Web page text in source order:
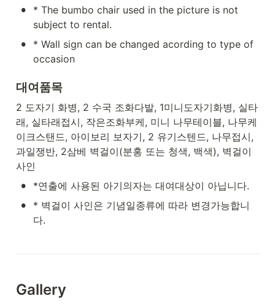
•
* The bumbo chair used in the picture is not
subject to rental.
•
* Wall sign can be changed acording to type of
occasion
대여품목
2 도자기 화병, 2 수국 조화다발, 1미니도자기화병, 실타
래, 실타래접시, 작은조화부케, 미니 나무테이블, 나무케
이크스탠드, 아이보리 보자기, 2 유기스텐드, 나무접시,
과일쟁반, 2삼베 벽걸이(분홍 또는 청색, 백색), 벽걸이
사인
• *연출에 사용된 아기의자는 대여대상이 아닙니다.
•
* 벽걸이 사인은 기념일종류에 따라 변경가능합니
다.
Gallery